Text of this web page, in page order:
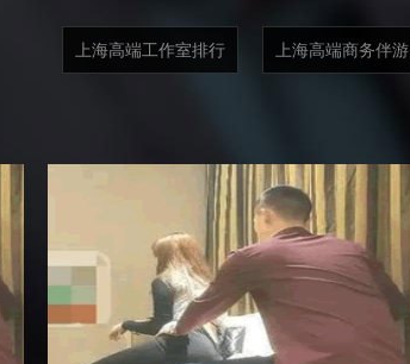
上海高端工作室排行 上海高端商务伴游